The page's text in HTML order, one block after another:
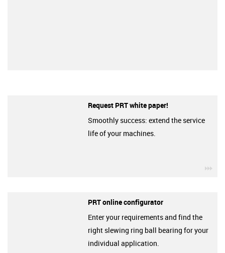
Request PRT white paper!
Smoothly success: extend the service
life of your machines.
PRT online configurator
Enter your requirements and find the
right slewing ring ball bearing for your
individual application.